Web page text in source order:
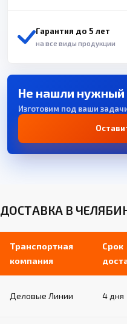
Гарантия до 5 лет
на все виды продукции
Не нашли нужный
Изготовим под ваши
ДОСТАВКА В
Транспортная
компания
Срок
Деловые Линии 4 дня